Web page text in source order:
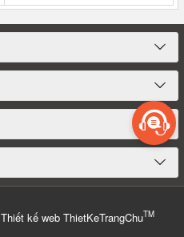
Thiết kế webThietKeTrangChuTM